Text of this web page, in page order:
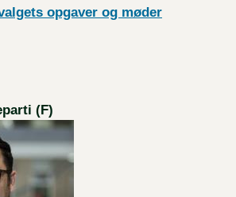
opgaver og møder
(F)